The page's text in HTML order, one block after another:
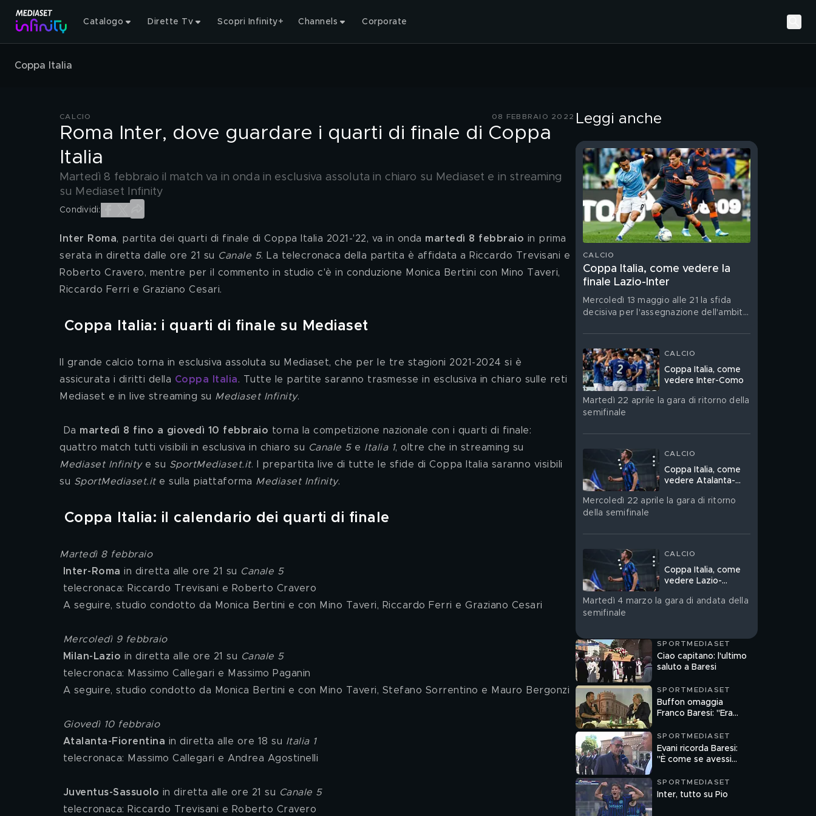
Catalogo Dirette Tv Scopri Infinity+ Channels Corporate
Coppa Italia
CALCIO 08 FEBBRAIO 2022
Roma Inter, dove guardare i quarti di finale di Coppa
Italia
Martedì 8 febbraio il match va in onda in esclusiva assoluta in chiaro su Mediaset e in streaming
su Mediaset Infinity
Condividi:
Inter Roma, partita dei quarti di finale di Coppa Italia 2021-'22, va in onda martedì 8 febbraio in prima
serata in diretta dalle ore 21 su Canale 5. La telecronaca della partita è affidata a Riccardo Trevisani e
Roberto Cravero, mentre per il commento in studio c'è in conduzione Monica Bertini con Mino Taveri,
Riccardo Ferri e Graziano Cesari.
Coppa Italia: i quarti di finale su Mediaset
Il grande calcio torna in esclusiva assoluta su Mediaset, che per le tre stagioni 2021-2024 si è
assicurata i diritti della Coppa Italia. Tutte le partite saranno trasmesse in esclusiva in chiaro sulle reti
Mediaset e in live streaming su Mediaset Infinity.
Da martedì 8 fino a giovedì 10 febbraio torna la competizione nazionale con i quarti di finale:
quattro match tutti visibili in esclusiva in chiaro su Canale 5 e Italia 1, oltre che in streaming su
Mediaset Infinity e su SportMediaset.it. I prepartita live di tutte le sfide di Coppa Italia saranno visibili
su SportMediaset.it e sulla piattaforma Mediaset Infinity.
Coppa Italia: il calendario dei quarti di finale
Martedì 8 febbraio
Inter-Roma in diretta alle ore 21 su Canale 5
telecronaca: Riccardo Trevisani e Roberto Cravero
A seguire, studio condotto da Monica Bertini e con Mino Taveri, Riccardo Ferri e Graziano Cesari
Mercoledì 9 febbraio
Milan-Lazio in diretta alle ore 21 su Canale 5
telecronaca: Massimo Callegari e Massimo Paganin
A seguire, studio condotto da Monica Bertini e con Mino Taveri, Stefano Sorrentino e Mauro Bergonzi
Giovedì 10 febbraio
Atalanta-Fiorentina in diretta alle ore 18 su Italia 1
telecronaca: Massimo Callegari e Andrea Agostinelli
Juventus-Sassuolo in diretta alle ore 21 su Canale 5
telecronaca: Riccardo Trevisani e Roberto Cravero
Leggi anche
CALCIO
Coppa Italia, come vedere la
finale Lazio-Inter
Mercoledì 13 maggio alle 21 la sfida
decisiva per l'assegnazione dell'ambito
CALCIO
Coppa Italia, come
vedere Inter-Como
Martedì 22 aprile la gara di ritorno della
semifinale
CALCIO
Coppa Italia, come
vedere Atalanta-
Mercoledì 22 aprile la gara di ritorno
della semifinale
CALCIO
Coppa Italia, come
vedere Lazio-
Martedì 4 marzo la gara di andata della
semifinale
SPORTMEDIASET
Ciao capitano: l'ultimo
saluto a Baresi
SPORTMEDIASET
Buffon omaggia
Franco Baresi: "Era
potuto giocare anche
nel 2030..."
SPORTMEDIASET
Evani ricorda Baresi:
"È come se avessi
SPORTMEDIASET
Inter, tutto su Pio